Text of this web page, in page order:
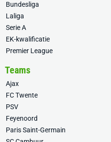
Bundesliga
Laliga
Serie A
EK-kwalificatie
Premier League
Teams
Ajax
FC Twente
PSV
Feyenoord
Paris Saint-Germain